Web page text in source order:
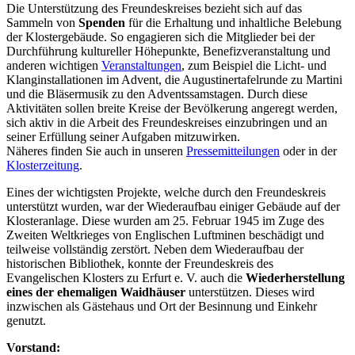
Die Unterstützung des Freundeskreises bezieht sich auf das
Sammeln von Spenden für die Erhaltung und inhaltliche Belebung
der Klostergebäude. So engagieren sich die Mitglieder bei der
Durchführung kultureller Höhepunkte, Benefizveranstaltung und
anderen wichtigen Veranstaltungen, zum Beispiel die Licht- und
Klanginstallationen im Advent, die Augustinertafelrunde zu Martini
und die Bläsermusik zu den Adventssamstagen. Durch diese
Aktivitäten sollen breite Kreise der Bevölkerung angeregt werden,
sich aktiv in die Arbeit des Freundeskreises einzubringen und an
seiner Erfüllung seiner Aufgaben mitzuwirken.
Näheres finden Sie auch in unseren Pressemitteilungen oder in der
Klosterzeitung.
Eines der wichtigsten Projekte, welche durch den Freundeskreis
unterstützt wurden, war der Wiederaufbau einiger Gebäude auf der
Klosteranlage. Diese wurden am 25. Februar 1945 im Zuge des
Zweiten Weltkrieges von Englischen Luftminen beschädigt und
teilweise vollständig zerstört. Neben dem Wiederaufbau der
historischen Bibliothek, konnte der Freundeskreis des
Evangelischen Klosters zu Erfurt e. V. auch die Wiederherstellung
eines der ehemaligen Waidhäuser unterstützen. Dieses wird
inzwischen als Gästehaus und Ort der Besinnung und Einkehr
genutzt.
Vorstand: